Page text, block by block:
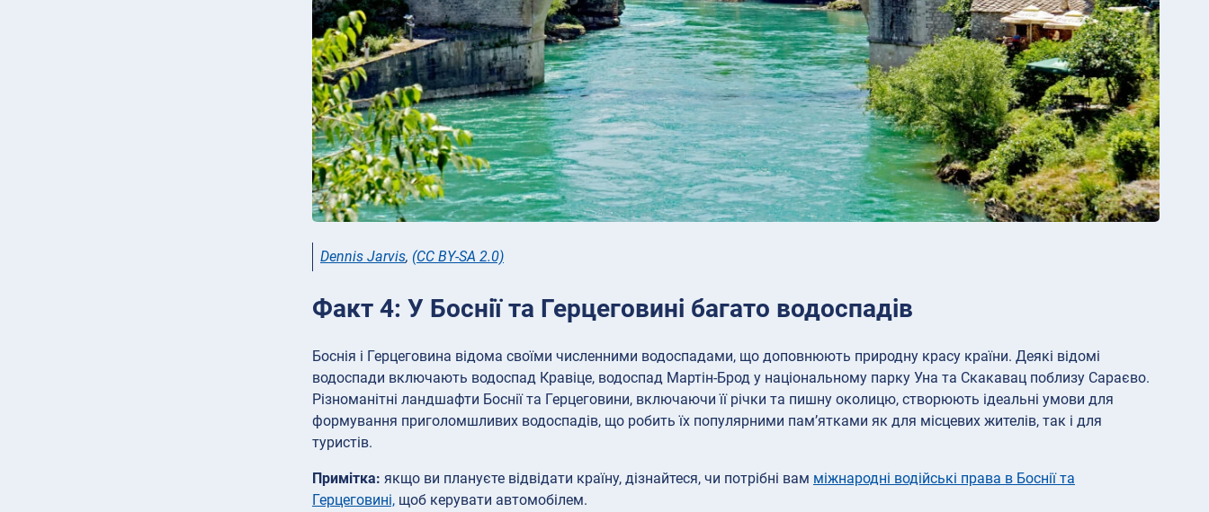
Dennis Jarvis, (CC BY-SA 2.0)
Факт 4: У Боснії та Герцеговині багато водоспадів
Боснія і Герцеговина відома своїми численними водоспадами, що доповнюють природну красу країни. Деякі відомі
водоспади включають водоспад Кравіце, водоспад Мартін-Брод у національному парку Уна та Скакавац поблизу Сараєво.
Різноманітні ландшафти Боснії та Герцеговини, включаючи її річки та пишну околицю, створюють ідеальні умови для
формування приголомшливих водоспадів, що робить їх популярними пам’ятками як для місцевих жителів, так і для
туристів.
Примітка: якщо ви плануєте відвідати країну, дізнайтеся, чи потрібні вам міжнародні водійські права в Боснії та
Герцеговині, щоб керувати автомобілем.